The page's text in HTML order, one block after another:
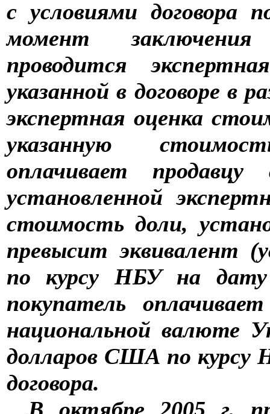
с условиями договора
момент заключения
проводится
указанной в договоре в
экспертная оценка
указанную
оплачивает
установленной
стоимость доли,
превысит эквивалент
по курсу НБУ на дату
покупатель
национальной валюте
долларов США по курсу
договора.
В октябре 2005 г.